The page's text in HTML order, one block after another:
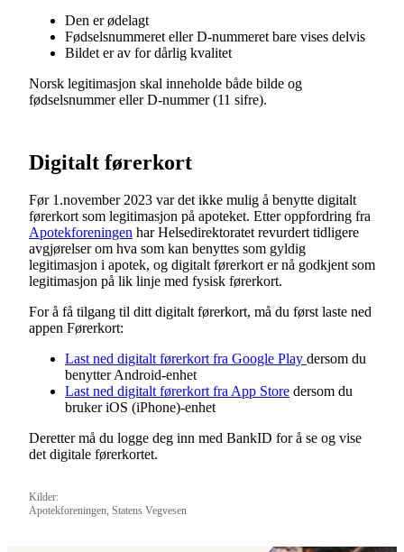
Den er ødelagt
Fødselsnummeret eller D-nummeret bare vises delvis
Bildet er av for dårlig kvalitet
Norsk legitimasjon skal inneholde både bilde og
fødselsnummer eller D-nummer (11 sifre).
Digitalt førerkort
Før 1.november 2023 var det ikke mulig å benytte digitalt
førerkort som legitimasjon på apoteket. Etter oppfordring fra
Apotekforeningen har Helsedirektoratet revurdert tidligere
avgjørelser om hva som kan benyttes som gyldig
legitimasjon i apotek, og digitalt førerkort er nå godkjent som
legitimasjon på lik linje med fysisk førerkort.
For å få tilgang til ditt digitalt førerkort, må du først laste ned
appen Førerkort:
Last ned digitalt førerkort fra Google Play dersom du
benytter Android-enhet
Last ned digitalt førerkort fra App Store dersom du
bruker iOS (iPhone)-enhet
Deretter må du logge deg inn med BankID for å se og vise
det digitale førerkortet.
Kilder:
Apotekforeningen, Statens Vegvesen